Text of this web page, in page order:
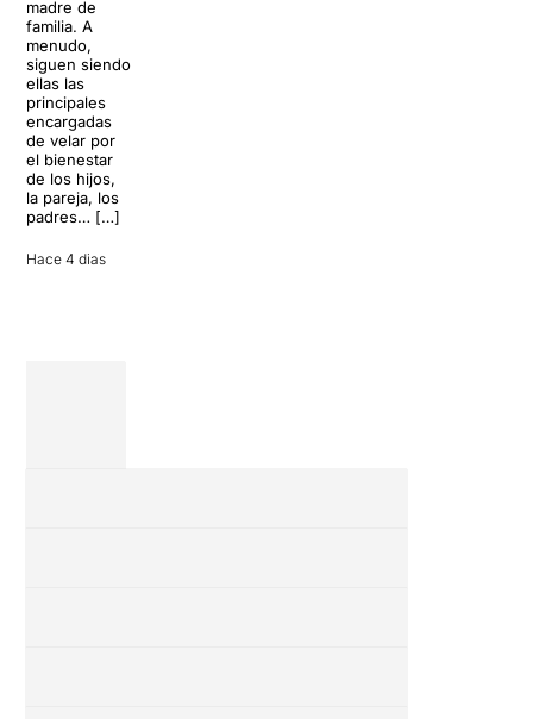
madre de
familia. A
menudo,
siguen siendo
ellas las
principales
encargadas
de velar por
el bienestar
de los hijos,
la pareja, los
padres… […]
Hace 4 dias